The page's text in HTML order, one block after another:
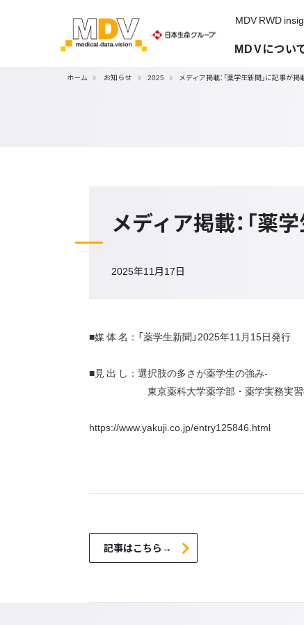
MDV RWD
MDVについ
ホーム お知らせ 2025 メディア掲載：「薬学生新聞」に記事が
メディア掲載：「薬
2025年11月17日
■媒 体 名：「薬学生新聞」2025年11月15日発行
■見 出 し：選択肢の多さが薬学生の強み‐
東京薬科大学薬学部・薬学実務実習教
https://www.yakuji.co.jp/entry125846.html
記事はこちら→